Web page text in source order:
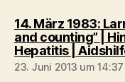
14. März 1983:
and counting” |
Hepatitis |
23. Juni 2013 um 14:37